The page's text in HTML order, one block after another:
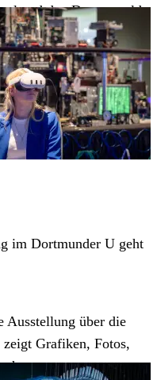
und den Dorneywald.
im Dortmunder U geht
Ausstellung über die
zeigt Grafiken, Fotos,